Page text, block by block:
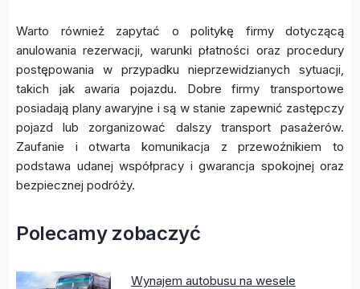
Warto również zapytać o politykę firmy dotyczącą
anulowania rezerwacji, warunki płatności oraz procedury
postępowania w przypadku nieprzewidzianych sytuacji,
takich jak awaria pojazdu. Dobre firmy transportowe
posiadają plany awaryjne i są w stanie zapewnić zastępczy
pojazd lub zorganizować dalszy transport pasażerów.
Zaufanie i otwarta komunikacja z przewoźnikiem to
podstawa udanej współpracy i gwarancja spokojnej oraz
bezpiecznej podróży.
Polecamy zobaczyć
Wynajem autobusu na wesele